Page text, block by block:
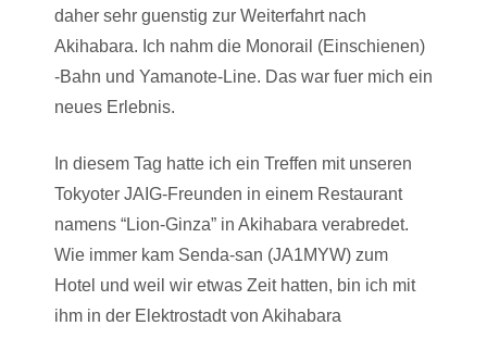
daher sehr guenstig zur Weiterfahrt nach
Akihabara. Ich nahm die Monorail (Einschienen)
-Bahn und Yamanote-Line. Das war fuer mich ein
neues Erlebnis.
In diesem Tag hatte ich ein Treffen mit unseren
Tokyoter JAIG-Freunden in einem Restaurant
namens “Lion-Ginza” in Akihabara verabredet.
Wie immer kam Senda-san (JA1MYW) zum
Hotel und weil wir etwas Zeit hatten, bin ich mit
ihm in der Elektrostadt von Akihabara